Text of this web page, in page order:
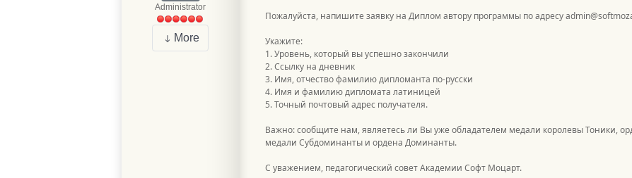
Administrator
More
Пожалуйста, напишите заявку на Диплом автору программы по адресу
Укажите:
1. Уровень, который вы успешно закончили
2. Ссылку на дневник
3. Имя, отчество фамилию дипломанта по-русски
4. Имя и фамилию дипломата латиницей
5. Точный почтовый адрес получателя.
Важно: сообщите нам, являетесь ли Вы уже обладателем медали королевы Тоники,
медали Субдоминанты и ордена Доминанты.
С уважением, педагогический совет Академии Софт Моцарт.